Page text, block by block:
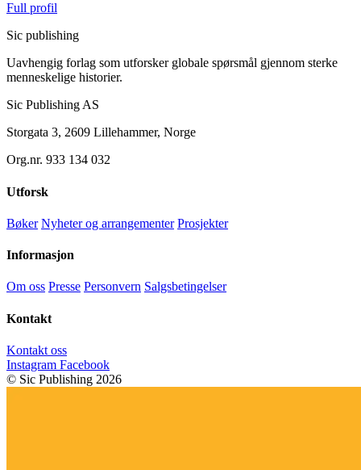
Full profil
Sic publishing
Uavhengig forlag som utforsker globale spørsmål gjennom sterke
menneskelige historier.
Sic Publishing AS
Storgata 3, 2609 Lillehammer, Norge
Org.nr. 933 134 032
Utforsk
Bøker Nyheter og arrangementer Prosjekter
Informasjon
Om oss Presse Personvern Salgsbetingelser
Kontakt
Kontakt oss
Instagram Facebook
© Sic Publishing 2026